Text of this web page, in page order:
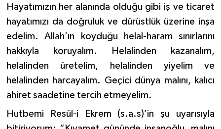
Hayatımızın her alanında olduğu gibi iş ve ticaret
hayatımızı da doğruluk ve dürüstlük üzerine inşa
edelim. Allah’ın koyduğu helal-haram sınırlarını
hakkıyla koruyalım. Helalinden kazanalım,
helalinden üretelim, helalinden yiyelim ve
helalinden harcayalım. Geçici dünya malını, kalıcı
ahiret saadetine tercih etmeyelim.
Hutbemi Resûl-i Ekrem (s.a.s)’in şu uyarısıyla
Rize Müftülüğü
Sakarya Müftülüğü
Samsun Müftülüğü
Siirt Müftülüğü